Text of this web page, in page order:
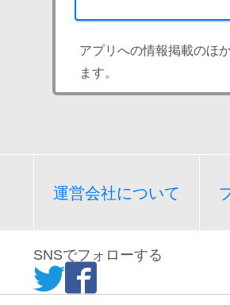
アプリへの情報掲載のほ
ます。
運営会社について
SNSでフォローする